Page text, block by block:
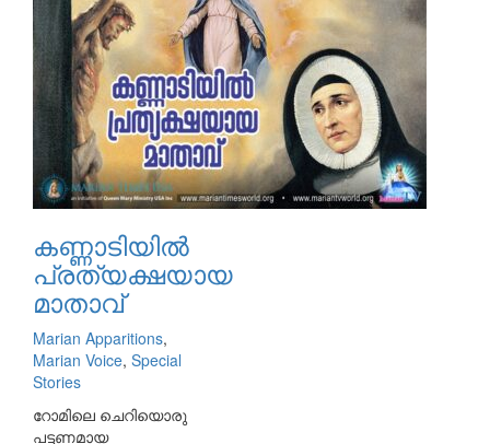
കണ്ണാടിയില്‍
പ്രത്യക്ഷയായ
മാതാവ്
Marian Apparitions,
Marian Voice, Special
Stories
റോമിലെ ചെറിയൊരു
പട്ടണമായ